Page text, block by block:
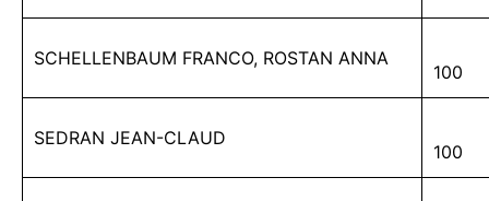
SCHELLENBAUM FRANCO, ROSTAN ANNA
100
SEDRAN JEAN-CLAUD
100